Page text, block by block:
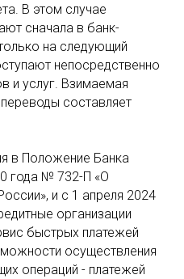
В этом случае
сначала в банк-
на следующий
непосредственно
и услуг. Взимаемая
составляет
в Положение Банка
года № 732-П «О
и с 1 апреля 2024
организации
быстрых платежей
осуществления
операций - платежей